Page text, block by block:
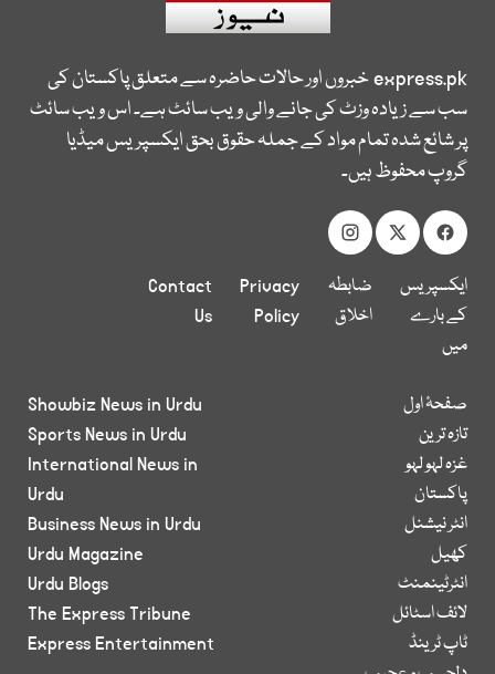
express.pkخبروں اور حالات حاضرہ سے متعلق پاکستان کی
سب سے زیادہ وزٹ کی جانے والی ویب سائٹ ہے۔ اس ویب سائٹ
پر شائع شدہ تمام مواد کے جملہ حقوق بحق ایکسپریس میڈیا
گروپ محفوظ ہیں۔
ایکسپریس
کے بارے
میں
ضابطہ
اخلاق
Privacy
Policy
Contact
Us
صفحۂ اول
تازہ ترین
غزہ لہو لہو
پاکستان
انٹر نیشنل
کھیل
انٹرٹینمنٹ
لائف اسٹائل
ٹاپ ٹرینڈ
Showbiz News in Urdu
Sports News in Urdu
International News in
Urdu
Business News in Urdu
Urdu Magazine
Urdu Blogs
The Express Tribune
Express Entertainment